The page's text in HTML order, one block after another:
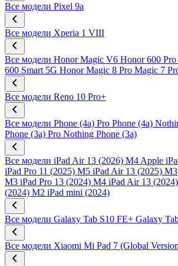
Все модели Pixel 9a
Все модели Xperia 1 VIII
Все модели Honor Magic V6 Honor 600 Pro
600 Smart 5G Honor Magic 8 Pro Magic 7
Все модели Reno 10 Pro+
Все модели Phone (4a) Pro Phone (4a)
Phone (3a) Pro Nothing Phone (3a)
Все модели iPad Air 13 (2026) M4 Apple
iPad Pro 11 (2025) M5 iPad Air 13 (2025) M3
M3 iPad Pro 13 (2024) M4 iPad Air 13
(2024) M2 iPad mini (2024)
Все модели Galaxy Tab S10 FE+ Galaxy
Все модели Xiaomi Mi Pad 7 (Global